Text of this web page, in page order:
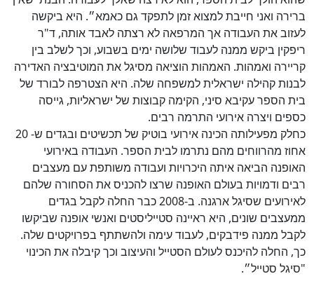
ברירה ואני חייבת למצוא זמן לתפקד גם כאמא״. היא ביקשה
לעזוב את העבודה אך המרפאה לא רצתה לאבד אותה, ד"ר
ריפקין ביקש ממנה לעבוד שלושה ימים בשבוע, וכך לשלב בין
קריירה ואמהות. האמהות הוציאה מסיגל את המוטיבציה האדירה
לבנות קהילה ישראלית למשפחה שלה. היא הצטרפה לבורד של
בית הספר עקיבא סיני, הקימה קבוצות של ישראליות, גייסה
כספים ויצרה אירועי התרמה רבים.
כחלק מפעילותה הכינה אירועי בוטיק של תכשיטים ובגדים ש- 20
אחוז מהרווחים מהם נתרמו לבית הספר. העבודה באירועי
האופנה הביאה איתה היכרויות ועבודה משותפת עם מעצבים
רבים ודמויות בעולם האופנה שרצו להכניס את הסחורה שלהם
לאירועים שסיגל ארגנה. ב-2008 כבר החלה לקבל בגדים
ממעצבים שונים, היא ראיינה סטייליסטים ואנשי אופנה שביקשו
לקבל ממנה פידבקים, לעבוד עימה ולהשתתף בפרויקטים שלה.
כך, החלה להיכנס לעולם הסטייל והעיצוב וכך קיבלה את הכינוי
"סיגל סטייל״.